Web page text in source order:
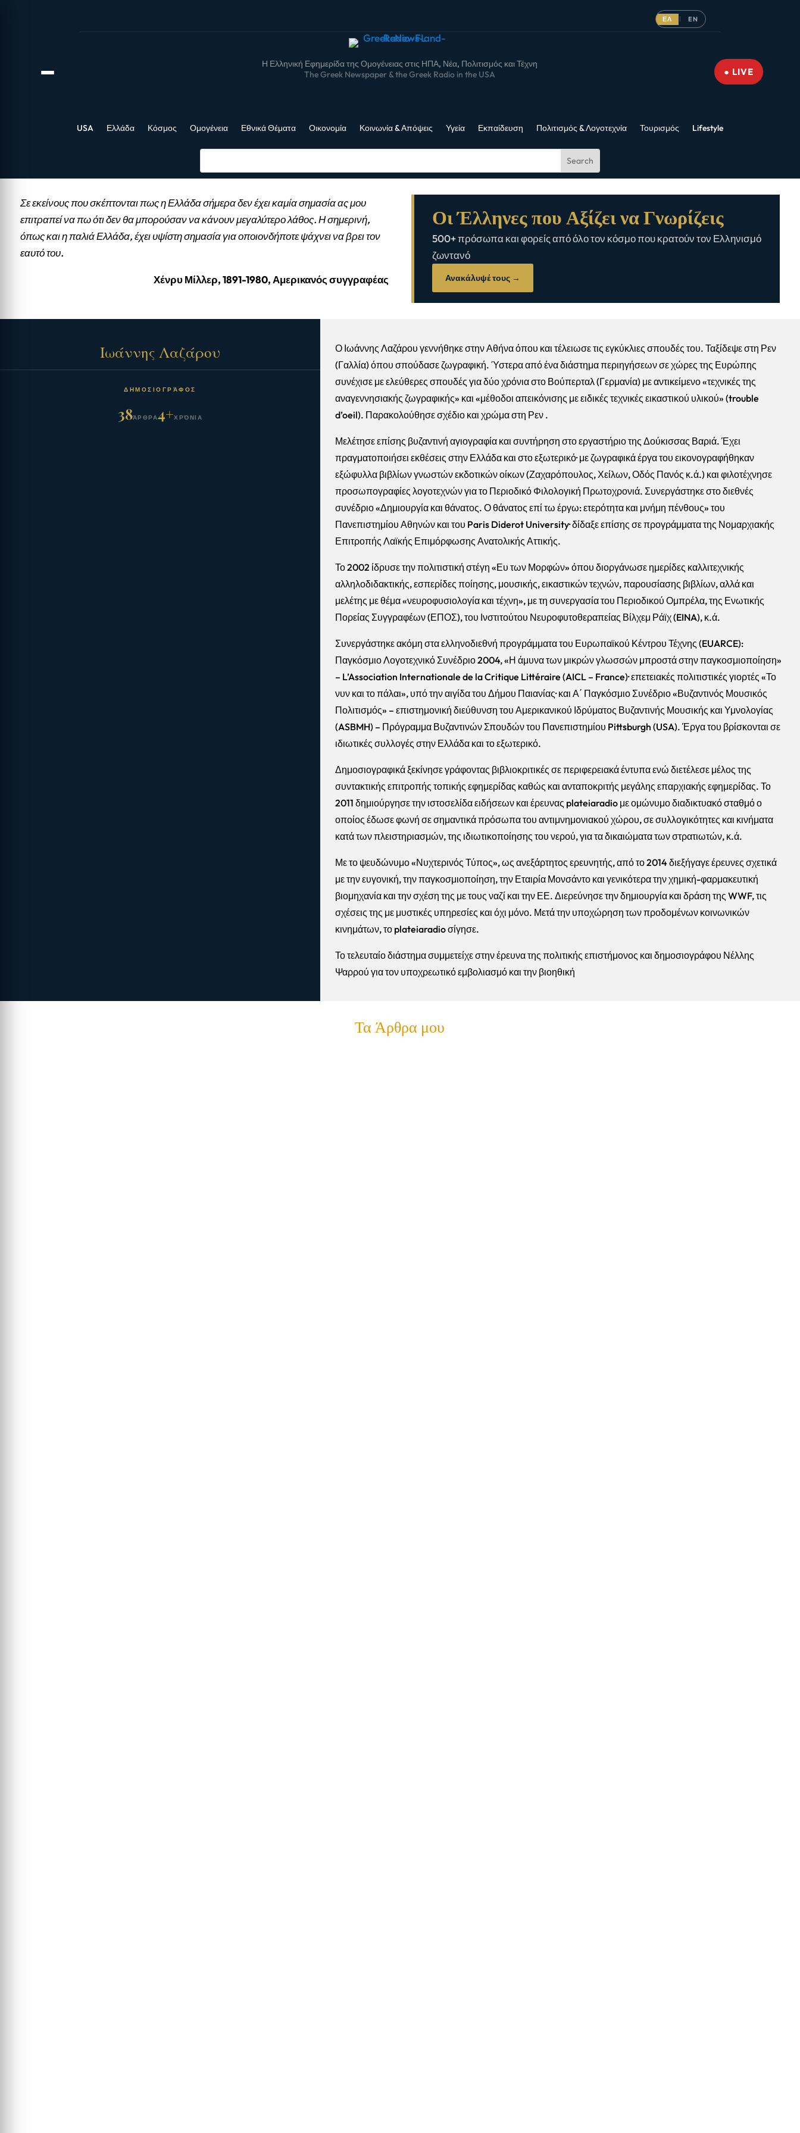
ΕΛ | EN
Η Ελληνική Εφημερίδα της Ομογένειας στις ΗΠΑ, Νέα, Πολιτισμός και Τέχνη
The Greek Newspaper & the Greek Radio in the USA
● LIVE
USA Ελλάδα Κόσμος Ομογένεια Εθνικά Θέματα Οικονομία Κοινωνία & Απόψεις Υγεία Εκπαίδευση Πολιτισμός & Λογοτεχνία Τουρισμός Lifestyle
Σε εκείνους που σκέπτονται πως η Ελλάδα σήμερα δεν έχει καμία σημασία ας μου
επιτραπεί να πω ότι δεν θα μπορούσαν να κάνουν μεγαλύτερο λάθος. Η σημερινή,
όπως και η παλιά Ελλάδα, έχει υψίστη σημασία για οποιονδήποτε ψάχνει να βρει τον
εαυτό του.
Χένρυ Μίλλερ, 1891-1980, Αμερικανός συγγραφέας
Οι Έλληνες που Αξίζει να Γνωρίζεις
500+ πρόσωπα και φορείς από όλο τον κόσμο που κρατούν τον Ελληνισμό
ζωντανό
Ανακάλυψέ τους →
Ιωάννης Λαζάρου
ΔΗΜΟΣΙΟΓΡΆΦΟΣ
38ΆΡΘΡΑ4+ΧΡΌΝΙΑ
Ο Ιωάννης Λαζάρου γεννήθηκε στην Αθήνα όπου και τέλειωσε τις εγκύκλιες σπουδές του. Ταξίδεψε στη Ρεν
(Γαλλία) όπου σπούδασε ζωγραφική. Ύστερα από ένα διάστημα περιηγήσεων σε χώρες της Ευρώπης
συνέχισε με ελεύθερες σπουδές για δύο χρόνια στο Βούπερταλ (Γερμανία) με αντικείμενο «τεχνικές της
αναγεννησιακής ζωγραφικής» και «μέθοδοι απεικόνισης με ειδικές τεχνικές εικαστικού υλικού» (trouble
d’oeil). Παρακολούθησε σχέδιο και χρώμα στη Ρεν .
Μελέτησε επίσης βυζαντινή αγιογραφία και συντήρηση στο εργαστήριο της Δούκισσας Βαριά. Έχει
πραγματοποιήσει εκθέσεις στην Ελλάδα και στο εξωτερικό· με ζωγραφικά έργα του εικονογραφήθηκαν
εξώφυλλα βιβλίων γνωστών εκδοτικών οίκων (Ζαχαρόπουλος, Χείλων, Οδός Πανός κ.ά.) και φιλοτέχνησε
προσωπογραφίες λογοτεχνών για το Περιοδικό Φιλολογική Πρωτοχρονιά. Συνεργάστηκε στο διεθνές
συνέδριο «Δημιουργία και θάνατος. Ο θάνατος επί τω έργω: ετερότητα και μνήμη πένθους» του
Πανεπιστημίου Αθηνών και του Paris Diderot University· δίδαξε επίσης σε προγράμματα της Νομαρχιακής
Επιτροπής Λαϊκής Επιμόρφωσης Ανατολικής Αττικής.
Το 2002 ίδρυσε την πολιτιστική στέγη «Ευ των Μορφών» όπου διοργάνωσε ημερίδες καλλιτεχνικής
αλληλοδιδακτικής, εσπερίδες ποίησης, μουσικής, εικαστικών τεχνών, παρουσίασης βιβλίων, αλλά και
μελέτης με θέμα «νευροφυσιολογία και τέχνη», με τη συνεργασία του Περιοδικού Ομπρέλα, της Ενωτικής
Πορείας Συγγραφέων (ΕΠΟΣ), του Ινστιτούτου Νευροφυτοθεραπείας Βίλχεμ Ράϊχ (EINA), κ.ά.
Συνεργάστηκε ακόμη στα ελληνοδιεθνή προγράμματα του Ευρωπαϊκού Κέντρου Τέχνης (EUARCE):
Παγκόσμιο Λογοτεχνικό Συνέδριο 2004, «Η άμυνα των μικρών γλωσσών μπροστά στην παγκοσμιοποίηση»
– L’Association Internationale de la Critique Littéraire (AICL – France)· επετειακές πολιτιστικές γιορτές «Το
νυν και το πάλαι», υπό την αιγίδα του Δήμου Παιανίας· και Α΄ Παγκόσμιο Συνέδριο «Βυζαντινός Μουσικός
Πολιτισμός» – επιστημονική διεύθυνση του Αμερικανικού Ιδρύματος Βυζαντινής Μουσικής και Υμνολογίας
(ASBMH) – Πρόγραμμα Βυζαντινών Σπουδών του Πανεπιστημίου Pittsburgh (USA). Έργα του βρίσκονται σε
ιδιωτικές συλλογές στην Ελλάδα και το εξωτερικό.
Δημοσιογραφικά ξεκίνησε γράφοντας βιβλιοκριτικές σε περιφερειακά έντυπα ενώ διετέλεσε μέλος της
συντακτικής επιτροπής τοπικής εφημερίδας καθώς και ανταποκριτής μεγάλης επαρχιακής εφημερίδας. Το
2011 δημιούργησε την ιστοσελίδα ειδήσεων και έρευνας plateiaradio με ομώνυμο διαδικτυακό σταθμό ο
οποίος έδωσε φωνή σε σημαντικά πρόσωπα του αντιμνημονιακού χώρου, σε συλλογικότητες και κινήματα
κατά των πλειστηριασμών, της ιδιωτικοποίησης του νερού, για τα δικαιώματα των στρατιωτών, κ.ά.
Με το ψευδώνυμο «Νυχτερινός Τύπος», ως ανεξάρτητος ερευνητής, από το 2014 διεξήγαγε έρευνες σχετικά
με την ευγονική, την παγκοσμιοποίηση, την Εταιρία Μονσάντο και γενικότερα την χημική-φαρμακευτική
βιομηχανία και την σχέση της με τους ναζί και την ΕΕ. Διερεύνησε την δημιουργία και δράση της WWF, τις
σχέσεις της με μυστικές υπηρεσίες και όχι μόνο. Μετά την υποχώρηση των προδομένων κοινωνικών
κινημάτων, το plateiaradio σίγησε.
Το τελευταίο διάστημα συμμετείχε στην έρευνα της πολιτικής επιστήμονος και δημοσιογράφου Νέλλης
Ψαρρού για τον υποχρεωτικό εμβολιασμό και την βιοηθική
Τα Άρθρα μου